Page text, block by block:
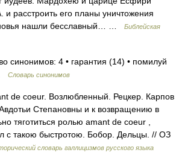
и расстроить его планы уничтожения
нашли бесславный… …
Библейская
синонимов: 4 • гарантия (14) • помилуй
Словарь синонимов
de coeur. Возлюбленный. Рецкер. Карпов
Степановны и к возвращению в
тяготиться ролью amant de coeur ,
с такою быстротою. Бобор. Дельцы. // ОЗ
словарь галлицизмов русского языка